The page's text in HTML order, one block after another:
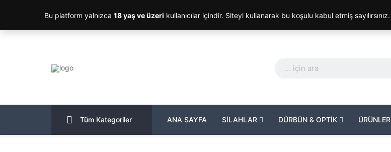
Tüm Kategoriler ANA SAYFA SİLAHLAR DÜRBÜN & OPTİK ÜRÜNLER
Bu platform yalnızca 18 yaş ve üzeri kullanıcılar içindir. Siteyi kullanarak bu koşulu kabul etmiş sayılırsınız.